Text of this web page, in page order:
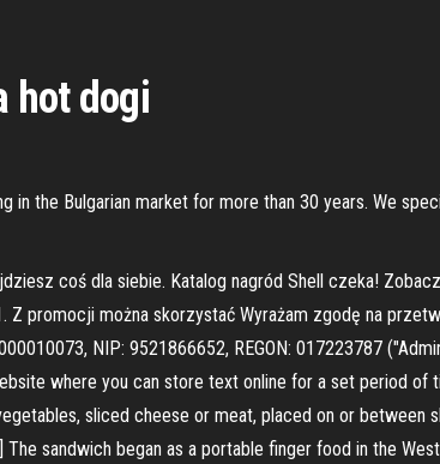
hot dogi
in the Bulgarian market for more than 30 years. We
coś dla siebie. Katalog nagród Shell czeka!
promocji można skorzystać Wyrażam zgodę na
NIP: 9521866652, REGON: 017223787
where you can store text online for a set period of
sliced cheese or meat, placed on or between
sandwich began as a portable finger food in the